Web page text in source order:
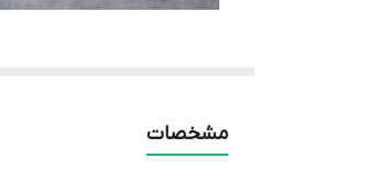
مشخصات